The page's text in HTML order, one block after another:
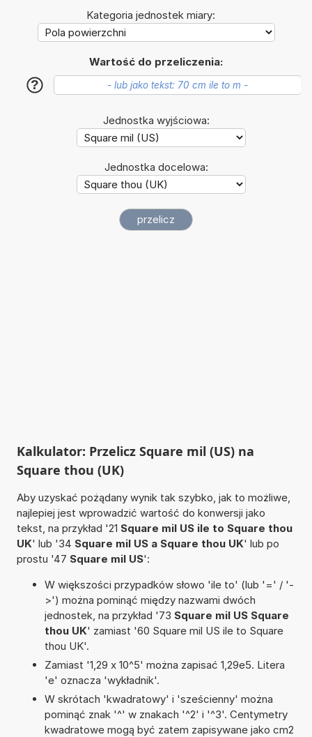
Kategoria jednostek miary:
Wartość do przeliczenia:
?
Jednostka wyjściowa:
Jednostka docelowa:
Kalkulator: Przelicz Square mil (US) na
Square thou (UK)
Aby uzyskać pożądany wynik tak szybko, jak to możliwe,
najlepiej jest wprowadzić wartość do konwersji jako
tekst, na przykład '21 Square mil US ile to Square thou
UK' lub '34 Square mil US a Square thou UK' lub po
prostu '47 Square mil US':
W większości przypadków słowo 'ile to' (lub '=' / '-
>') można pominąć między nazwami dwóch
jednostek, na przykład '73 Square mil US Square
thou UK' zamiast '60 Square mil US ile to Square
thou UK'.
Zamiast '1,29 x 10^5' można zapisać 1,29e5. Litera
'e' oznacza 'wykładnik'.
W skrótach 'kwadratowy' i 'sześcienny' można
pominąć znak '^' w znakach '^2' i '^3'. Centymetry
kwadratowe mogą być zatem zapisywane jako cm2